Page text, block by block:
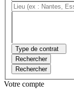
Type de contrat
Rechercher
Rechercher
Votre compte